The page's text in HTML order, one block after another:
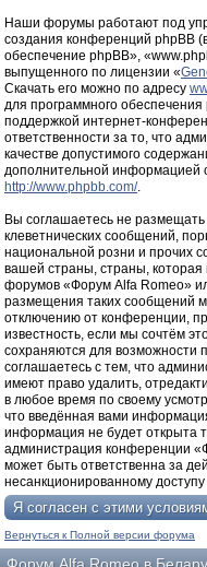
Наши форумы работают под
создания конференций phpBB
обеспечение phpBB»,
выпущенного по лицензии «
Скачать его можно по адресу
для программного обеспечения
поддержкой интернет-
ответственности за то, что
качестве допустимого
дополнительной информацией
http://www.phpbb.com/.
Вы соглашаетесь не
клеветнических сообщений,
национальной розни и прочих
вашей страны, страны, которая
форумов «Форум Alfa Romeo»
размещения таких сообщений
отключению от конференции,
известность, если мы сочтём
сохраняются для возможности
соглашаетесь с тем, что
имеют право удалить,
в любое время по своему
что введённая вами
информация не будет открыта
администрация конференции
может быть ответственна за
несанкционированному доступу
Вернуться к Полной версии форума